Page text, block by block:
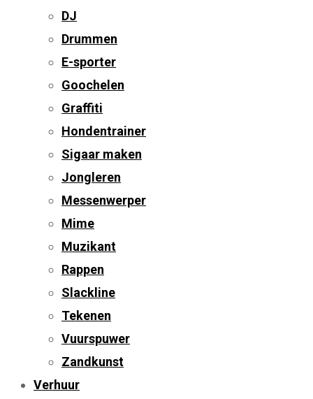
DJ
Drummen
E-sporter
Goochelen
Graffiti
Hondentrainer
Sigaar maken
Jongleren
Messenwerper
Mime
Muzikant
Rappen
Slackline
Tekenen
Vuurspuwer
Zandkunst
Verhuur